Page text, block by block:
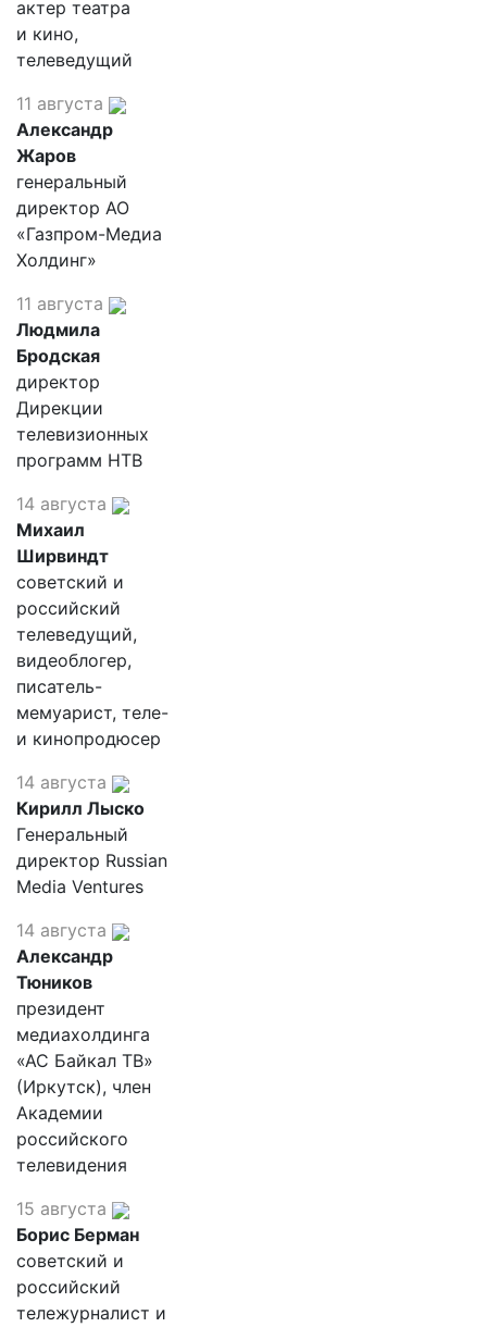
актер театра
и кино,
телеведущий
11 августа
Александр
Жаров
генеральный
директор АО
«Газпром-Медиа
Холдинг»
11 августа
Людмила
Бродская
директор
Дирекции
телевизионных
программ НТВ
14 августа
Михаил
Ширвиндт
советский и
российский
телеведущий,
видеоблогер,
писатель-
мемуарист, теле-
и кинопродюсер
14 августа
Кирилл Лыско
Генеральный
директор Russian
Media Ventures
14 августа
Александр
Тюников
президент
медиахолдинга
«АС Байкал ТВ»
(Иркутск), член
Академии
российского
телевидения
15 августа
Борис Берман
советский и
российский
тележурналист и